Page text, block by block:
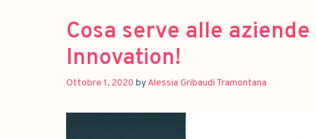
Cosa serve alle
Innovation!
Ottobre 1, 2020 byAlessia Gribaudi Tramontana